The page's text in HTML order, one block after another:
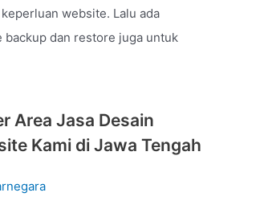
website. Lalu ada
backup dan restore juga untuk
Area Jasa Desain
Kami di Jawa Tengah